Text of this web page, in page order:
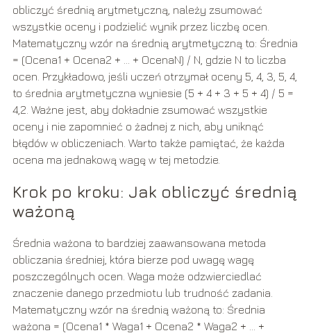
obliczyć średnią arytmetyczną, należy zsumować
wszystkie oceny i podzielić wynik przez liczbę ocen.
Matematyczny wzór na średnią arytmetyczną to: Średnia
= (Ocena1 + Ocena2 + … + OcenaN) / N, gdzie N to liczba
ocen. Przykładowo, jeśli uczeń otrzymał oceny 5, 4, 3, 5, 4,
to średnia arytmetyczna wyniesie (5 + 4 + 3 + 5 + 4) / 5 =
4,2. Ważne jest, aby dokładnie zsumować wszystkie
oceny i nie zapomnieć o żadnej z nich, aby uniknąć
błędów w obliczeniach. Warto także pamiętać, że każda
ocena ma jednakową wagę w tej metodzie.
Krok po kroku: Jak obliczyć średnią
ważoną
Średnia ważona to bardziej zaawansowana metoda
obliczania średniej, która bierze pod uwagę wagę
poszczególnych ocen. Waga może odzwierciedlać
znaczenie danego przedmiotu lub trudność zadania.
Matematyczny wzór na średnią ważoną to: Średnia
ważona = (Ocena1 * Waga1 + Ocena2 * Waga2 + … +